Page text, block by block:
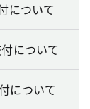
について
について
について